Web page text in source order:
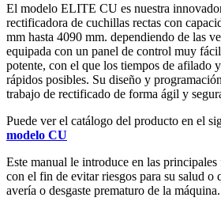
El modelo ELITE CU es nuestra
rectificadora de cuchillas rectas con
mm hasta 4090 mm. dependiendo de las
equipada con un panel de control muy
potente, con el que los tiempos de afilado
rápidos posibles. Su diseño y
trabajo de rectificado de forma ágil y
Puede ver el catálogo del producto en el
modelo CU
Este manual le introduce en las
con el fin de evitar riesgos para su salud o
avería o desgaste prematuro de la máquina.